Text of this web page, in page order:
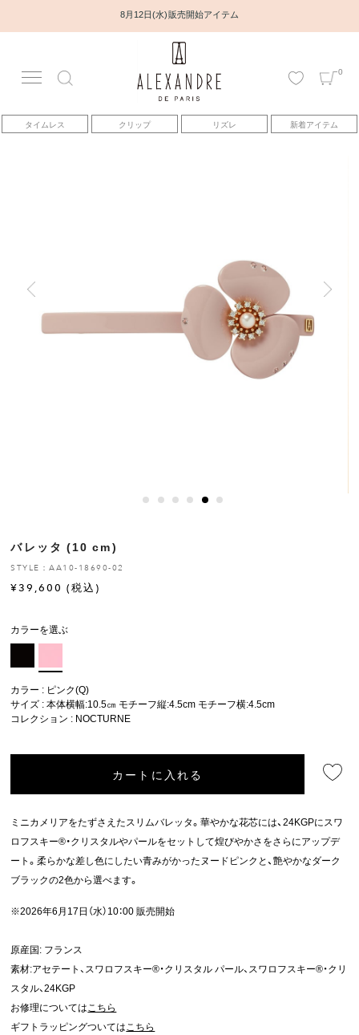
8月12日(水) 販売開始アイテム
0
タイムレス クリップ リズレ 新着アイテム
アカウント
アイテム
トピックス
お修理について
バレッタ (10 cm)
STYLE：AA10-18690-02
¥39,600 (税込)
カラーを選ぶ
カラー : ピンク(Q)
サイズ : 本体横幅:10.5㎝ モチーフ縦:4.5cm モチーフ横:4.5cm
コレクション : NOCTURNE
カートに入れる
ミニカメリアをたずさえたスリムバレッタ。華やかな花芯には、24KGPにスワ
ロフスキー®・クリスタルやパールをセットして煌びやかさをさらにアップデ
ート。柔らかな差し色にしたい青みがかったヌードピンクと、艶やかなダーク
ブラックの2色から選べます。
※2026年6月17日（水）10：00 販売開始
原産国: フランス
素材:アセテート、スワロフスキー®・クリスタル パール、スワロフスキー®・クリ
スタル、24KGP
お修理についてはこちら
ギフトラッピングついてはこちら